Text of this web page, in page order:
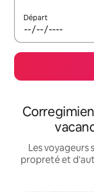
Départ
Les voyageurs
propreté et